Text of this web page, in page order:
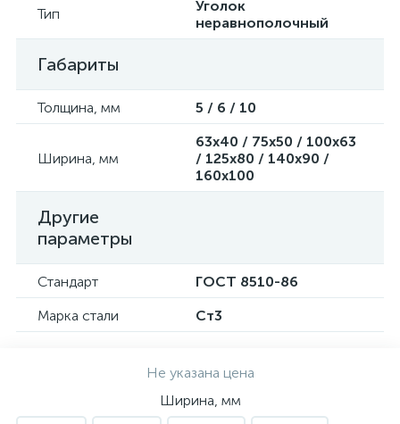
Тип
Уголок
неравнополочный
Габариты
Толщина, мм 5 / 6 / 10
Ширина, мм
63х40 / 75х50 / 100х63
/ 125х80 / 140х90 /
160х100
Другие
параметры
Стандарт
ГОСТ 8510-86
Марка стали
Cт3
Не указана цена
Ширина, мм